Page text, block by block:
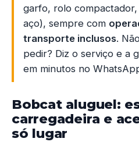
garfo, rolo
aço), sempre com
transporte inclusos.
pedir? Diz o serviço e a
em minutos no
Bobcat aluguel:
carregadeira e
só lugar